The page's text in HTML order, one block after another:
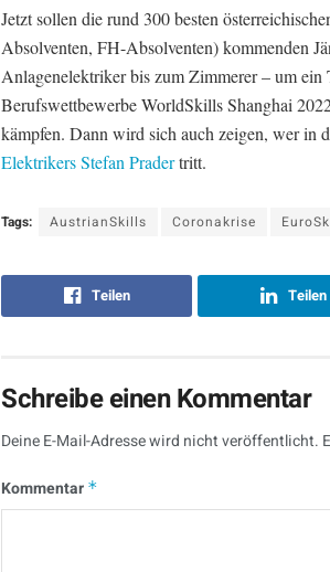
Jetzt sollen die rund 300 besten
Absolventen, FH-Absolventen) kommenden
Anlagenelektriker bis zum Zimmerer – um
Berufswettbewerbe WorldSkills Shanghai
kämpfen. Dann wird sich auch zeigen, wer in
Elektrikers Stefan Pradertritt.
Tags: AustrianSkills Coronakrise
Teilen Teilen
Schreibe einen Kommentar
Deine E-Mail-Adresse wird nicht veröffentlicht.
Kommentar *